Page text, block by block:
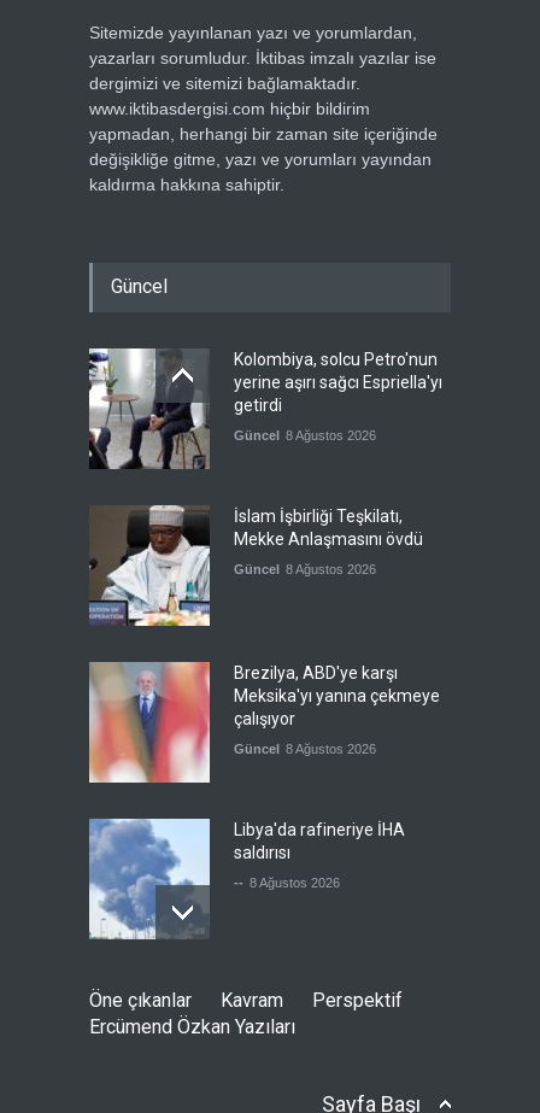
Sitemizde yayınlanan yazı ve yorumlardan,
yazarları sorumludur. İktibas imzalı yazılar ise
dergimizi ve sitemizi bağlamaktadır.
www.iktibasdergisi.com hiçbir bildirim
yapmadan, herhangi bir zaman site içeriğinde
değişikliğe gitme, yazı ve yorumları yayından
kaldırma hakkına sahiptir.
Güncel
Kolombiya, solcu Petro'nun
yerine aşırı sağcı Espriella'yı
getirdi
Güncel 8 Ağustos 2026
İslam İşbirliği Teşkilatı,
Mekke Anlaşmasını övdü
Güncel 8 Ağustos 2026
Brezilya, ABD'ye karşı
Meksika'yı yanına çekmeye
çalışıyor
Güncel 8 Ağustos 2026
Libya'da rafineriye İHA
saldırısı
-- 8 Ağustos 2026
Bölge İnsanını "Namaz Kılan
ABD Askeri" Yapma Paktı
Öne çıkanlar Kavram
Perspektif
Ercümend Özkan Yazıları
Sayfa Başı